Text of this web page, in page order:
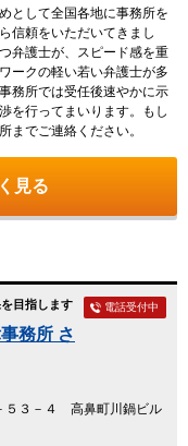
として全国各地に事務所を
信頼をいただいてきまし
弁護士が、スピード感を重
ークの軽い若い弁護士が多
務所では受任後速やかに示
を行ってまいります。もし
までご連絡ください。
見る
目指します
務所 さ
５３－４ 高鼻町川鍋ビル
電話受付中